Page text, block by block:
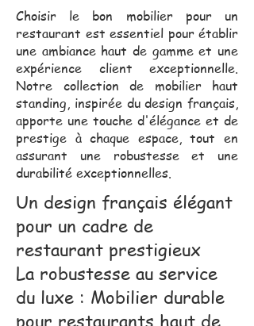
Choisir le bon mobilier pour un
restaurant est essentiel pour établir
une ambiance haut de gamme et une
expérience client exceptionnelle.
Notre collection de mobilier haut
standing, inspirée du design français,
apporte une touche d'élégance et de
prestige à chaque espace, tout en
assurant une robustesse et une
durabilité exceptionnelles.
Un design français élégant
pour un cadre de
restaurant prestigieux
La robustesse au service
du luxe : Mobilier durable
pour restaurants haut de